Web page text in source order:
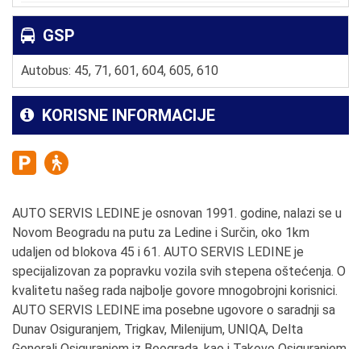
GSP
Autobus: 45, 71, 601, 604, 605, 610
KORISNE INFORMACIJE
AUTO SERVIS LEDINE je osnovan 1991. godine, nalazi se u
Novom Beogradu na putu za Ledine i Surčin, oko 1km
udaljen od blokova 45 i 61. AUTO SERVIS LEDINE je
specijalizovan za popravku vozila svih stepena oštećenja. O
kvalitetu našeg rada najbolje govore mnogobrojni korisnici.
AUTO SERVIS LEDINE ima posebne ugovore o saradnji sa
Dunav Osiguranjem, Trigkav, Milenijum, UNIQA, Delta